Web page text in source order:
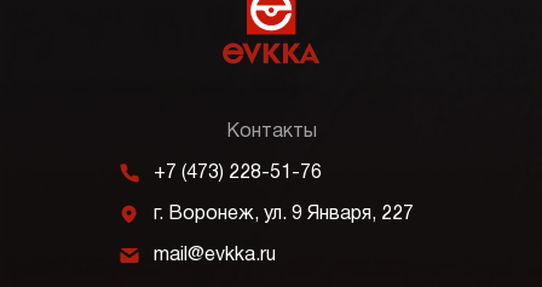
Контакты
m +7 (473) 228-51-76
j г. Воронеж, ул. 9 Января, 227
k mail@evkka.ru